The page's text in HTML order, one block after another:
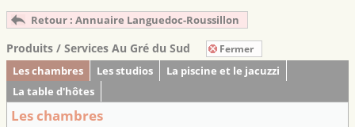
Retour : Annuaire Languedoc-Roussillon
Produits / Services Au Gré du Sud Fermer
Les chambres Les studios
La piscine et le jacuzzi
La table d'hôtes
Les chambres